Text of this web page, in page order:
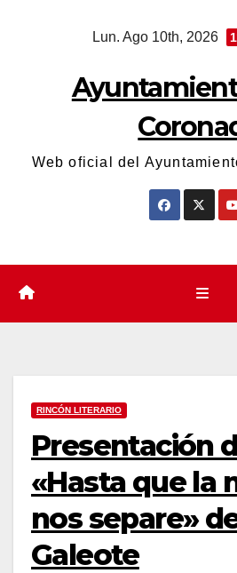
Lun. Ago 10th, 2026
Web oficial del
RINCÓN LITERARIO
Presentación
«Hasta que la
nos separe»
Galeote